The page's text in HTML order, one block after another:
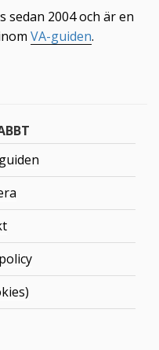
sedan 2004 och är en
VA-guiden.